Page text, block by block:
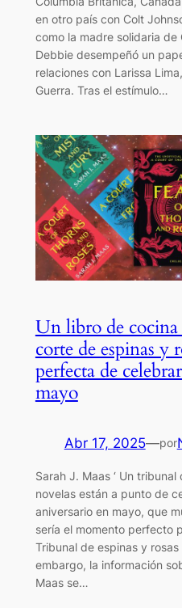
en otro país con Colt
como la madre solidaria de
Debbie desempeñó un
relaciones con Larissa
Guerra. Tras el estímulo…
Un libro de
corte de espinas y
perfecta de
mayo
Abr 17, 2025—por
Sarah J. Maas ‘ Un
novelas están a punto de
aniversario en mayo, que
sería el momento perfecto
Tribunal de espinas y
embargo, la información
Maas se…